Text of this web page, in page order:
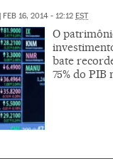
| FEB 16, 2014 - 12:12 EST
O
bate
75% do PIB